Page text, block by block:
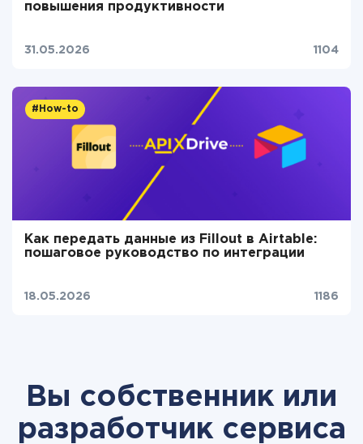
повышения продуктивности
31.05.2026 1104
#How-to
Как передать данные из Fillout в Airtable:
пошаговое руководство по интеграции
18.05.2026 1186
Вы собственник или
разработчик сервиса